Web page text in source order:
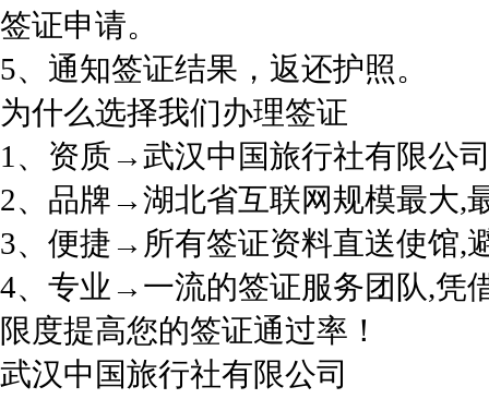
签证申请。
5、通知签证结果，返还护照。
为什么选择我们办理签证
1、资质→武汉中国旅行社有限公
2、品牌→湖北省互联网规模最大,
3、便捷→所有签证资料直送使馆,
4、专业→一流的签证服务团队,凭
限度提高您的签证通过率！
武汉中国旅行社有限公司